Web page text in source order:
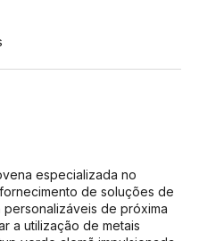
especializada no
de soluções de
de próxima
a utilização de metais